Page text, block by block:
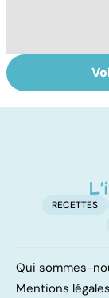
Comment
ses bonnes
RECETTES
Qui sommes-
Mentions légales